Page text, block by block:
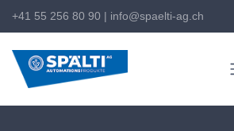
+41 55 256 80 90 | info@spaelti-ag.ch